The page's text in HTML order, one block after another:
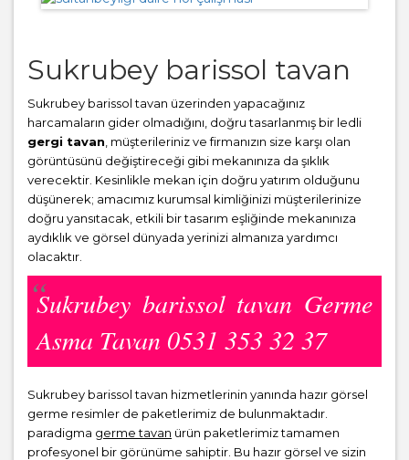
Sukrubey barissol tavan
Sukrubey barissol tavan üzerinden yapacağınız
harcamaların gider olmadığını, doğru tasarlanmış bir ledli
gergi tavan , müşterileriniz ve firmanızın size karşı olan
görüntüsünü değiştireceği gibi mekanınıza da şıklık
verecektir. Kesinlikle mekan için doğru yatırım olduğunu
düşünerek; amacımız kurumsal kimliğinizi müşterilerinize
doğru yansıtacak, etkili bir tasarım eşliğinde mekanınıza
aydıklık ve görsel dünyada yerinizi almanıza yardımcı
olacaktır.
Sukrubey barissol tavan Germe
Asma Tavan 0531 353 32 37
Sukrubey barissol tavan hizmetlerinin yanında hazır görsel
germe resimler de paketlerimiz de bulunmaktadır.
paradigma germe tavan ürün paketlerimiz tamamen
profesyonel bir görünüme sahiptir. Bu hazır görsel ve sizin